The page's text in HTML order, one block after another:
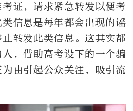
证，请求紧急转发以便考
信息是每年都会出现的谣
转发此类信息。这其实都
，借助高考设下的一个骗
由引起公众关注，吸引流